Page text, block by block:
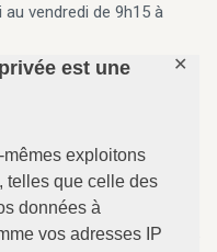
est une
exploitons
telles que celle des
données à
vos adresses IP
✕
au vendredi de 9h15 à
ci-dessus
par téléphone.
Dozulé: 02.31.73.73.76